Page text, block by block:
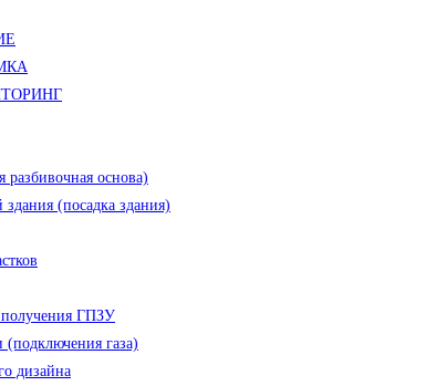
разбивочная основа)
(посадка здания)
получения ГПЗУ
(подключения газа)
дизайна